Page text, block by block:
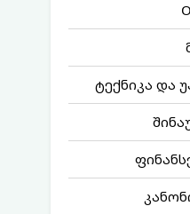
ტექნიკა და